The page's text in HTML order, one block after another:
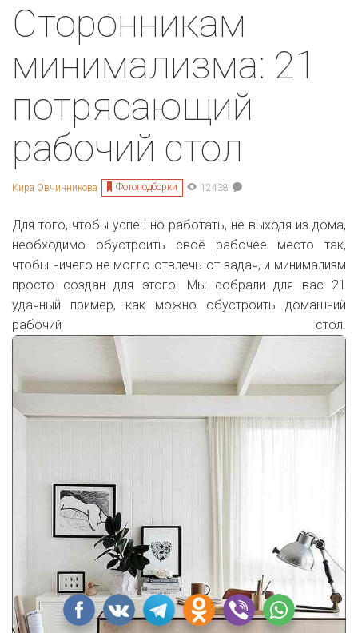
Сторонникам
минимализма: 21
потрясающий
рабочий стол
Кира Овчинникова Фотоподборки 12438
Для того, чтобы успешно работать, не выходя из дома,
необходимо обустроить своё рабочее место так,
чтобы ничего не могло отвлечь от задач, и минимализм
просто создан для этого. Мы собрали для вас 21
удачный пример, как можно обустроить домашний
рабочий стол.